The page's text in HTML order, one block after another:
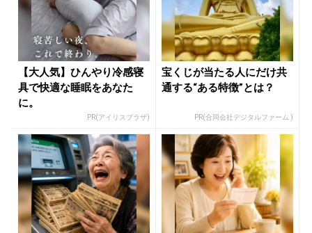
【大人気】ひんやり冷感寝
具で快適な睡眠をあなた
に。
PR(アイリスプラザ)
宝くじが当たる人にだけ共
通する“ある特徴”とは？
PR(合同会社デジタルファーム )